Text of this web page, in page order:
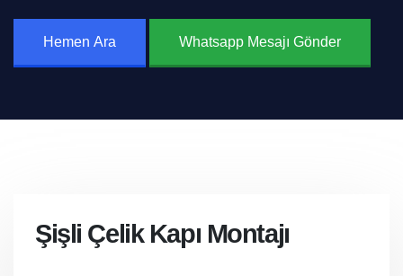
Hemen Ara Whatsapp Mesajı Gönder
Şişli Çelik Kapı Montajı